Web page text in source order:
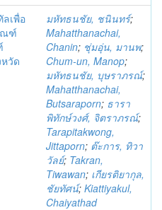
เพื่อ
ณฑ์
วัด
มหัทธนชัย, ชนินทร์;
Mahatthanachai,
Chanin; ชุ่มอุ่น, มานพ;
Chum-un, Manop;
มหัทธนชัย, บุษราภรณ์;
Mahatthanachai,
Butsaraporn; ธารา
พิทักษ์วงศ์, จิตราภรณ์;
Tarapitakwong,
Jittaporn; ต๊ะการ, ทิวา
วัลย์; Takran,
Tiwawan; เกียรติยากุล,
ชัยทัศน์; Kiattiyakul,
Chaiyathad